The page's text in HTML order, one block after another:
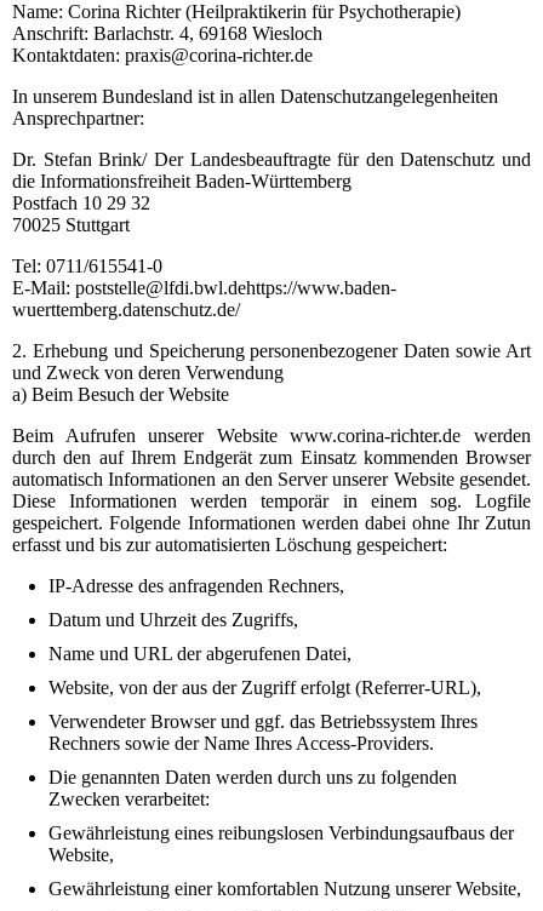
Name: Corina Richter (Heilpraktikerin für Psychotherapie)
Anschrift: Barlachstr. 4, 69168 Wiesloch
Kontaktdaten: praxis@corina-richter.de
In unserem Bundesland ist in allen Datenschutzangelegenheiten
Ansprechpartner:
Dr. Stefan Brink/ Der Landesbeauftragte für den Datenschutz und
die Informationsfreiheit Baden-Württemberg
Postfach 10 29 32
70025 Stuttgart
Tel: 0711/615541-0
E-Mail: poststelle@lfdi.bwl.dehttps://www.baden-
wuerttemberg.datenschutz.de/
2. Erhebung und Speicherung personenbezogener Daten sowie Art
und Zweck von deren Verwendung
a) Beim Besuch der Website
Beim Aufrufen unserer Website www.corina-richter.de werden
durch den auf Ihrem Endgerät zum Einsatz kommenden Browser
automatisch Informationen an den Server unserer Website gesendet.
Diese Informationen werden temporär in einem sog. Logfile
gespeichert. Folgende Informationen werden dabei ohne Ihr Zutun
erfasst und bis zur automatisierten Löschung gespeichert:
IP-Adresse des anfragenden Rechners,
Datum und Uhrzeit des Zugriffs,
Name und URL der abgerufenen Datei,
Website, von der aus der Zugriff erfolgt (Referrer-URL),
Verwendeter Browser und ggf. das Betriebssystem Ihres
Rechners sowie der Name Ihres Access-Providers.
Die genannten Daten werden durch uns zu folgenden
Zwecken verarbeitet:
Gewährleistung eines reibungslosen Verbindungsaufbaus der
Website,
Gewährleistung einer komfortablen Nutzung unserer Website,